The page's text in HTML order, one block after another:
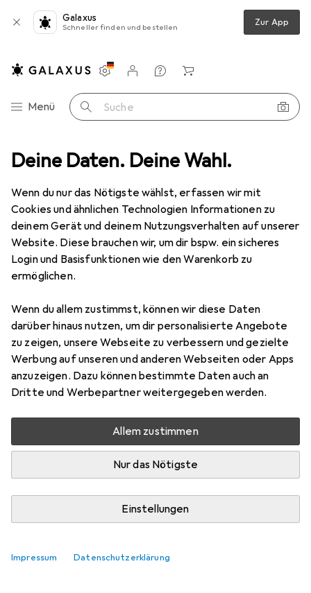
Deine Daten. Deine Wahl.
Wenn du nur das Nötigste wählst, erfassen wir mit
Cookies und ähnlichen Technologien Informationen zu
deinem Gerät und deinem Nutzungsverhalten auf unserer
Website. Diese brauchen wir, um dir bspw. ein sicheres
Login und Basisfunktionen wie den Warenkorb zu
ermöglichen.
Wenn du allem zustimmst, können wir diese Daten
darüber hinaus nutzen, um dir personalisierte Angebote
zu zeigen, unsere Webseite zu verbessern und gezielte
Werbung auf unseren und anderen Webseiten oder Apps
anzuzeigen. Dazu können bestimmte Daten auch an
Dritte und Werbepartner weitergegeben werden.
Allem zustimmen
Nur das Nötigste
Einstellungen
Impressum Datenschutzerklärung
Galaxus
Schneller finden und bestellen Zur App
Navigation nach Kategorien
Menü Suche
Einstellungen
Kundenkonto
Vergleichslisten
Merklisten
Warenkorb
+ Manga Panini Der Batman, der lacht - Sonderband
PaniniDer Batman, der lacht -
Sonderband
Deutsch, 2020, Joe Bennett
Zubehör für Panini Der Batman,
der lacht - Sonderband
Der Batman, der lacht - Sonderband.
Relevanz
Produktliste
Keine Produkte gefunden